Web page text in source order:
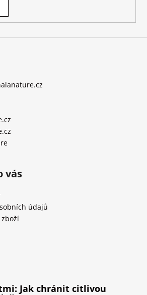
vás
údajů
Jak chránit citlivou